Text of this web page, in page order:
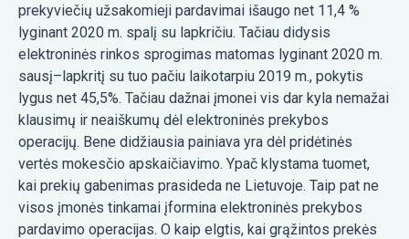
prekyviečių užsakomieji pardavimai išaugo net 11,4 %
lyginant 2020 m. spalį su lapkričiu. Tačiau didysis
elektroninės rinkos sprogimas matomas lyginant 2020 m.
sausį–lapkritį su tuo pačiu laikotarpiu 2019 m., pokytis
lygus net 45,5%. Tačiau dažnai įmonei vis dar kyla nemažai
klausimų ir neaiškumų dėl elektroninės prekybos
operacijų. Bene didžiausia painiava yra dėl pridėtinės
vertės mokesčio apskaičiavimo. Ypač klystama tuomet,
kai prekių gabenimas prasideda ne Lietuvoje. Taip pat ne
visos įmonės tinkamai įformina elektroninės prekybos
pardavimo operacijas. O kaip elgtis, kai grąžintos prekės